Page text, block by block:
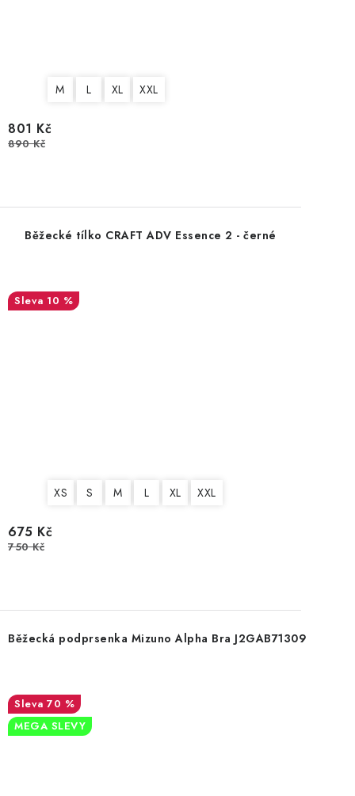
M L XL XXL
801 Kč
890 Kč
Běžecké tílko CRAFT ADV Essence 2 - černé
10 %
XS S M L XL XXL
675 Kč
750 Kč
Běžecká podprsenka Mizuno Alpha Bra J2GAB71309
70 %
MEGA SLEVY